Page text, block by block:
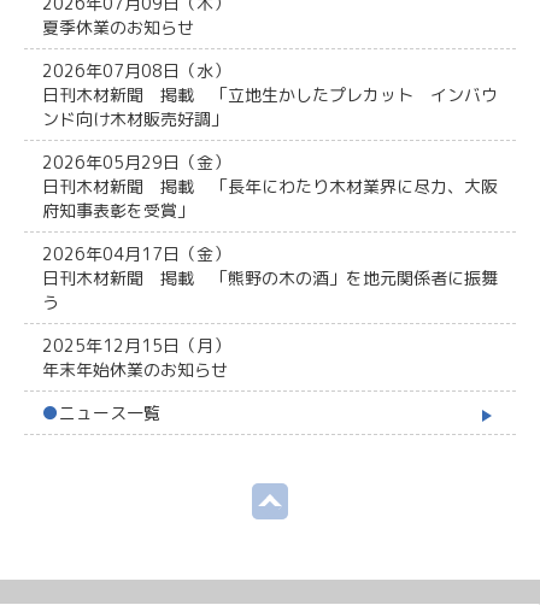
夏季休業のお知らせ
2026年07月08日（水）
日刊木材新聞 掲載 「立地生かしたプレカット インバウ
ンド向け木材販売好調」
2026年05月29日（金）
日刊木材新聞 掲載 「長年にわたり木材業界に尽力、大阪
府知事表彰を受賞」
2026年04月17日（金）
日刊木材新聞 掲載 「熊野の木の酒」を地元関係者に振舞
う
2025年12月15日（月）
年末年始休業のお知らせ
●ニュース一覧